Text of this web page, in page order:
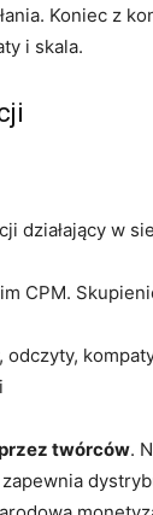
Koniec z
i skala.
działający w
CPM.
twórców.